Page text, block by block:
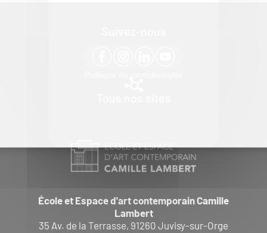
École et Espace d'art contemporain Camille
Lambert
35 Av. de la Terrasse, 91260 Juvisy-sur-Orge